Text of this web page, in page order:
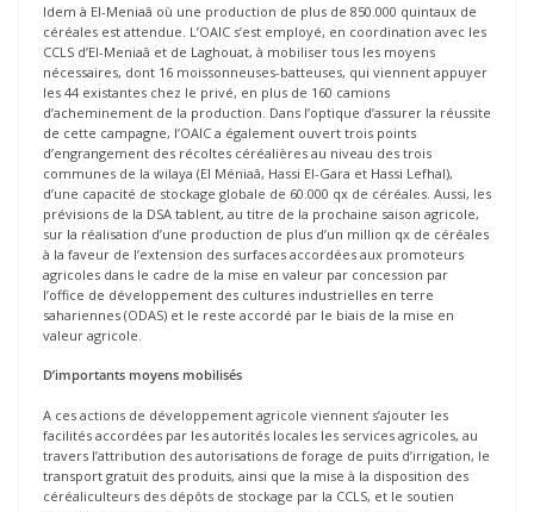
Idem à El-Meniaâ où une production de plus de 850.000 quintaux de
céréales est attendue. L’OAIC s’est employé, en coordination avec les
CCLS d’El-Meniaâ et de Laghouat, à mobiliser tous les moyens
nécessaires, dont 16 moissonneuses-batteuses, qui viennent appuyer
les 44 existantes chez le privé, en plus de 160 camions
d’acheminement de la production. Dans l’optique d’assurer la réussite
de cette campagne, l’OAIC a également ouvert trois points
d’engrangement des récoltes céréalières au niveau des trois
communes de la wilaya (El Méniaâ, Hassi El-Gara et Hassi Lefhal),
d’une capacité de stockage globale de 60.000 qx de céréales. Aussi, les
prévisions de la DSA tablent, au titre de la prochaine saison agricole,
sur la réalisation d’une production de plus d’un million qx de céréales
à la faveur de l’extension des surfaces accordées aux promoteurs
agricoles dans le cadre de la mise en valeur par concession par
l’office de développement des cultures industrielles en terre
sahariennes (ODAS) et le reste accordé par le biais de la mise en
valeur agricole.
D’importants moyens mobilisés
A ces actions de développement agricole viennent s’ajouter les
facilités accordées par les autorités locales les services agricoles, au
travers l’attribution des autorisations de forage de puits d’irrigation, le
transport gratuit des produits, ainsi que la mise à la disposition des
céréaliculteurs des dépôts de stockage par la CCLS, et le soutien